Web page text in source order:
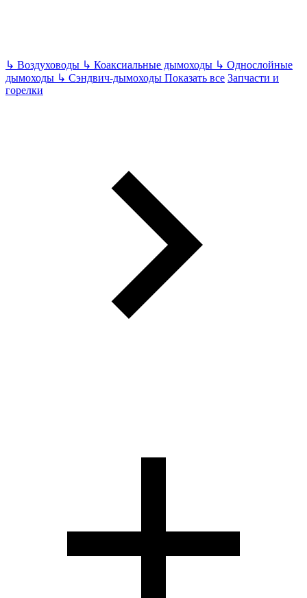
↳ Воздуховоды ↳ Коаксиальные дымоходы ↳ Однослойные
дымоходы ↳ Сэндвич-дымоходы Показать все Запчасти и
горелки